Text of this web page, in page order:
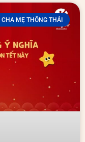
CHA MẸ THÔNG THÁI